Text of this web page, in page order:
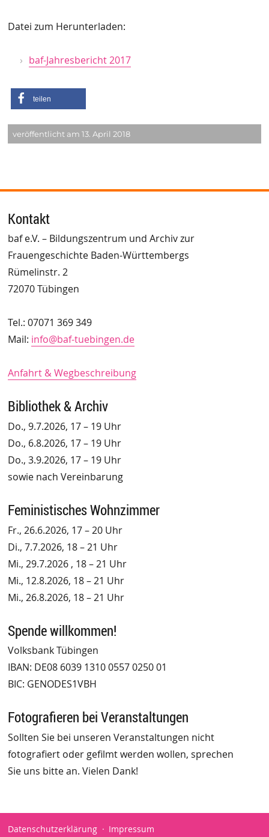
Datei zum Herunterladen:
baf-Jahresbericht 2017
teilen
veröffentlicht am 13. April 2018
Kontakt
baf e.V. – Bildungszentrum und Archiv zur
Frauengeschichte Baden-Württembergs
Rümelinstr. 2
72070 Tübingen
Tel.: 07071 369 349
Mail: info@baf-tuebingen.de
Anfahrt & Wegbeschreibung
Bibliothek & Archiv
Do., 9.7.2026, 17 – 19 Uhr
Do., 6.8.2026, 17 – 19 Uhr
Do., 3.9.2026, 17 – 19 Uhr
sowie nach Vereinbarung
Feministisches Wohnzimmer
Fr., 26.6.2026, 17 – 20 Uhr
Di., 7.7.2026, 18 – 21 Uhr
Mi., 29.7.2026 , 18 – 21 Uhr
Mi., 12.8.2026, 18 – 21 Uhr
Mi., 26.8.2026, 18 – 21 Uhr
Spende willkommen!
Volksbank Tübingen
IBAN: DE08 6039 1310 0557 0250 01
BIC: GENODES1VBH
Fotografieren bei Veranstaltungen
Sollten Sie bei unseren Veranstaltungen nicht
fotografiert oder gefilmt werden wollen, sprechen
Sie uns bitte an. Vielen Dank!
Datenschutzerklärung Impressum